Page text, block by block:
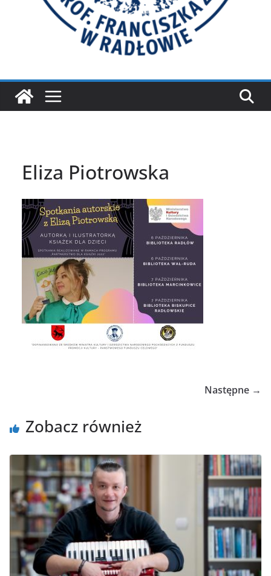
Eliza Piotrowska
Następne →
Zobacz również